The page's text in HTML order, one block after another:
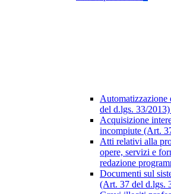
Automatizzazione
del d.lgs. 33/2013)
Acquisizione
incompiute (Art.
Atti relativi alla
opere, servizi e
redazione
Documenti sul
(Art. 37 del d.lgs.